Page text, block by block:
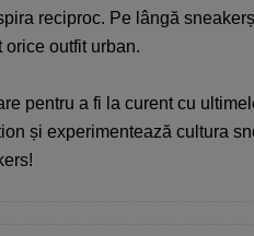
reciproc. Pe lângă
outfit urban.
pentru a fi la curent cu
și experimentează cultura